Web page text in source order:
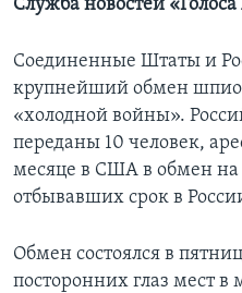
Служба новостей
Соединенные Штаты и
крупнейший обмен
«холодной войны».
переданы 10 человек,
месяце в США в обмен
отбывавших срок в
Обмен состоялся в
посторонних глаз мест